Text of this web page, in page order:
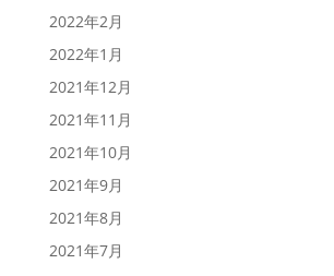
2022年2月
2022年1月
2021年12月
2021年11月
2021年10月
2021年9月
2021年8月
2021年7月